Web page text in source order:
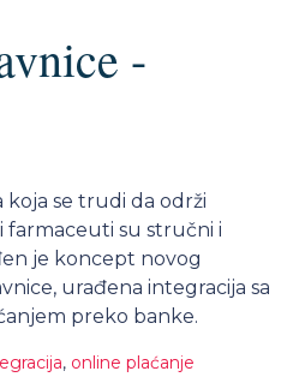
-
se trudi da održi
farmaceuti su stručni i
je koncept novog
urađena integracija sa
preko banke.
, online plaćanje